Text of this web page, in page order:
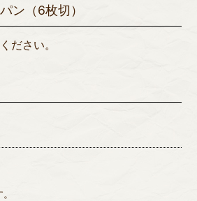
ン（6枚切）
ださい。